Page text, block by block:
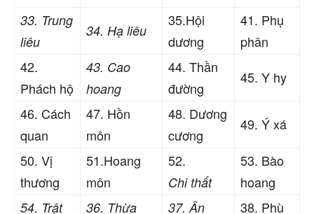
33. Trung
liêu
34. Hạ liêu
35.Hội
dương
41. Phụ
phân
42.
Phách hộ
43. Cao
hoang
44. Thần
đường
45. Y hy
46. Cách
quan
47. Hồn
môn
48. Dương
cương
49. Ý xá
50. Vị
thương
51.Hoang
môn
52.
Chi thất
53. Bào
hoang
54. Trật
36. Thừa
37. Ân
38. Phù